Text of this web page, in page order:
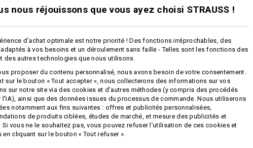
Col montant et capuche à taille réglable,
Poignets élastiques intérieurs
Matière :
tissu extérieur 100 % polyester (env. 128 g/m )
Lavage en machine à 30 °C.
Équipement du gilet intérieur :
Gilet matelassé à encliqueter, ultra léger
Souple et résistant au vent avec une
chaude
Boutons-pression continus
2 poches fendues avec fermeture éclair
extérieure étanche : sur le col et au niveau des ouvertures des
et fixé sur la veste.
L'avantage : la zone du corps est agréablement chauffée,
mobiles, sans accumulation de chaleur !
Une équipe fonctionnelle et flexible entre protection contre les
thermique !
CHAUDE :
E.S.AMBITION
1 / 6
Veste de fonction 3 en 1 e.s.​
trail snow
Veste de fonction 3 en 1 e.s.​
motion 2020, hommes
Caractéristiques identiques:
23
Caractéristiques identiques:
21
nous réjouissons que vous ayez choisi STRAUSS !
d'achat optimale est notre priorité ! Des fonctions irréprochables, des
à vos besoins et un déroulement sans faille - Telles sont les fonctions des
des autres technologies que nous utilisons.
proposer du contenu personnalisé, nous avons besoin de votre consentement.
sur le bouton « Tout accepter », nous collecterons des informations sur vos
sur notre site via des cookies et d'autres méthodes (y compris des procédés
l'IA), ainsi que des données issues du processus de commande. Nous utiliserons
notamment aux fins suivantes : offres et publicités personnalisées,
de produits ciblées, études de marché, et mesure des publicités et
Si vous ne le souhaitez pas, vous pouvez refuser l'utilisation de ces cookies et
en cliquant sur le bouton « Tout refuser ».